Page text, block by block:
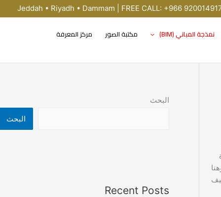
Jeddah • Riyadh • Dammam | FREE CALL: +966
نمذجة المباني (BIM) مكتبة الصور
مركز المعرفة
البحث
البحث
Recent Posts